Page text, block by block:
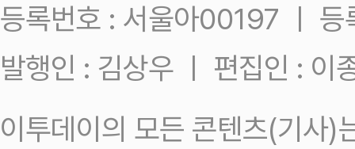
등록번호 : 서울아00197 ㅣ
발행인 : 김상우 ㅣ 편집인 : 이
이투데이의 모든 콘텐츠(기사)